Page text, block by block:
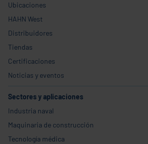
Ubicaciones
HAHN West
Distribuidores
Tiendas
Certificaciones
Noticias y eventos
Sectores y aplicaciones
Industria naval
Maquinaria de construcción
Tecnología médica